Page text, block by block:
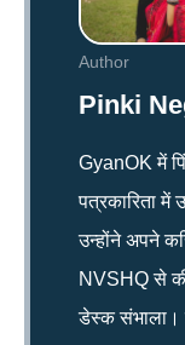
Author
Pinki
GyanOK में
पत्रकारिता में
उन्होंने अपने
NVSHQ से
डेस्क संभाला।